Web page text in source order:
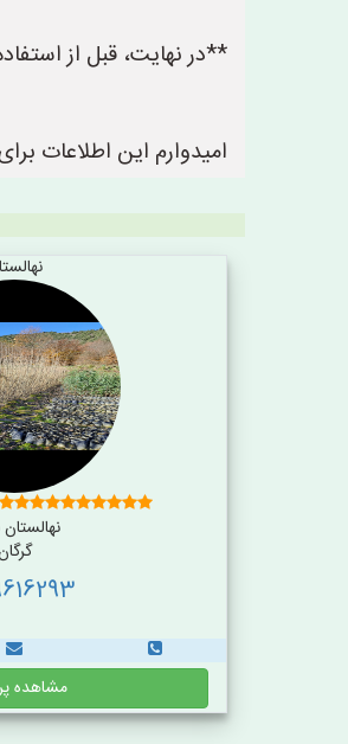
**در نهایت، قبل از
امیدوارم این اطلاعات
مشاهده